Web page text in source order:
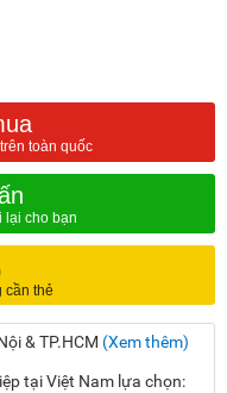
& TP.HCM (Xem thêm)
tại Việt Nam lựa chọn: